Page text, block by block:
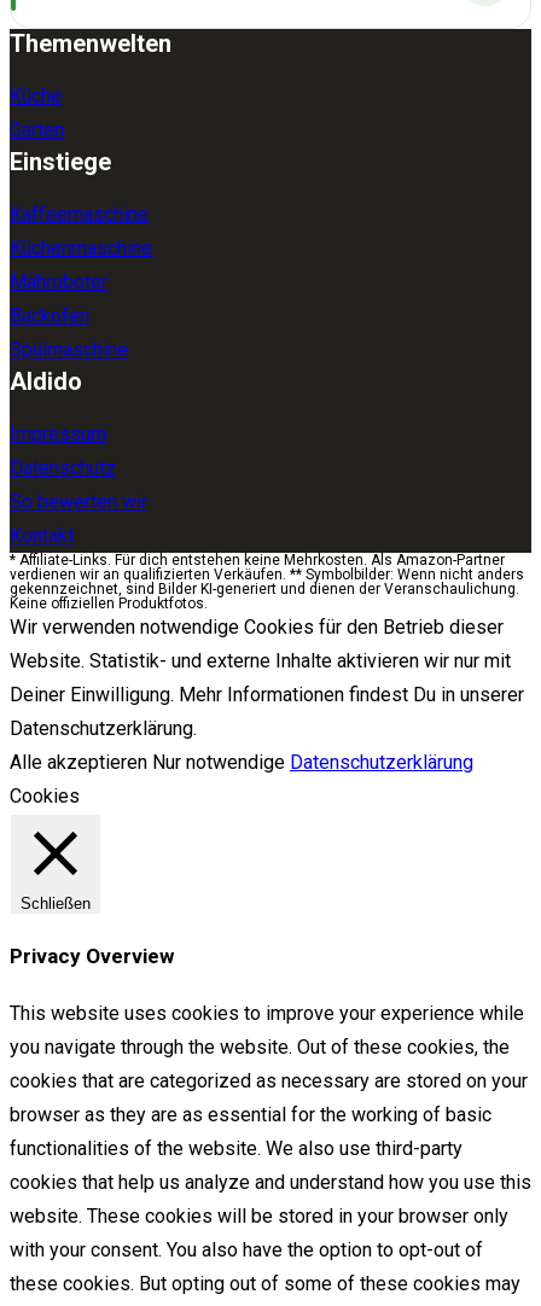
Themenwelten
Küche
Garten
Einstiege
Kaffeemaschine
Küchenmaschine
Mähroboter
Backofen
Spülmaschine
Aldido
Impressum
Datenschutz
So bewerten wir
Kontakt
* Affiliate-Links. Für dich entstehen keine Mehrkosten. Als Amazon-Partner
verdienen wir an qualifizierten Verkäufen. ** Symbolbilder: Wenn nicht anders
gekennzeichnet, sind Bilder KI-generiert und dienen der Veranschaulichung.
Keine offiziellen Produktfotos.
Wir verwenden notwendige Cookies für den Betrieb dieser
Website. Statistik- und externe Inhalte aktivieren wir nur mit
Deiner Einwilligung. Mehr Informationen findest Du in unserer
Datenschutzerklärung.
Alle akzeptieren Nur notwendige Datenschutzerklärung
Cookies
Schließen
Privacy Overview
This website uses cookies to improve your experience while
you navigate through the website. Out of these cookies, the
cookies that are categorized as necessary are stored on your
browser as they are as essential for the working of basic
functionalities of the website. We also use third-party
cookies that help us analyze and understand how you use this
website. These cookies will be stored in your browser only
with your consent. You also have the option to opt-out of
these cookies. But opting out of some of these cookies may